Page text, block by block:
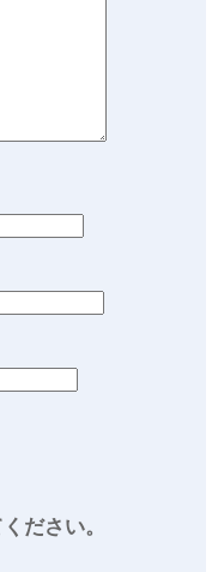
ださい。